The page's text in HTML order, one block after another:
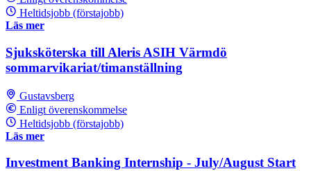
Heltidsjobb (förstajobb)
Läs mer
Sjuksköterska till Aleris ASIH Värmdö
sommarvikariat/timanställning
Gustavsberg
Enligt överenskommelse
Heltidsjobb (förstajobb)
Läs mer
Investment Banking Internship - July/August Start